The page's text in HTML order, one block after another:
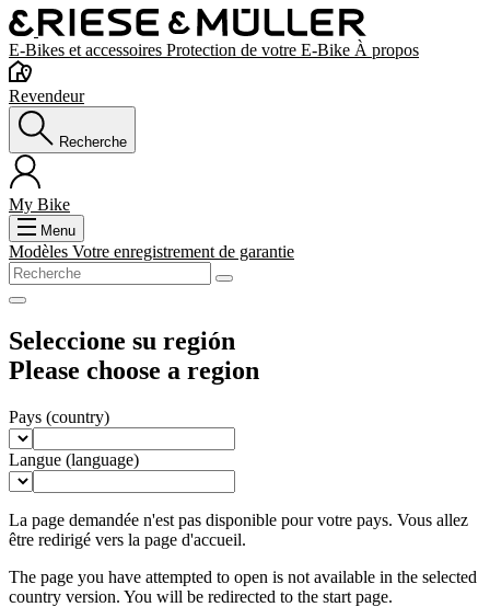
E-Bikes et accessoires Protection de votre E-Bike À propos
Revendeur
Recherche
My Bike
Menu
Modèles Votre enregistrement de garantie
Seleccione su región
Please choose a region
Pays (country)
Langue (language)
La page demandée n'est pas disponible pour votre pays. Vous allez
être redirigé vers la page d'accueil.
The page you have attempted to open is not available in the selected
country version. You will be redirected to the start page.